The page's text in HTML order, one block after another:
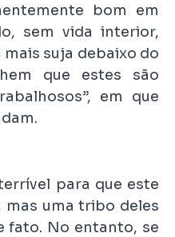
bom em
sem vida interior,
suja debaixo do
que estes são
em que
para que este
uma tribo deles
fato. No entanto, se